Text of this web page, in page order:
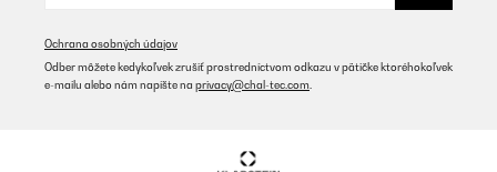
Ochrana osobných údajov
Odber môžete kedykoľvek zrušiť prostredníctvom odkazu v pätičke ktoréhokoľvek
e-mailu alebo nám napíšte na privacy@chal-tec.com